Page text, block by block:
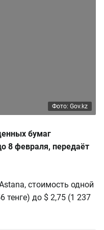
Фото: Gov.kz
бумаг
8 февраля, передаёт
стоимость одной
тенге) до $ 2,75 (1 237